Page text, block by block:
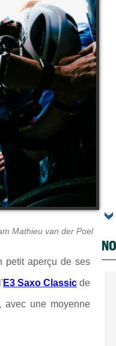
Mathieu van der Poel
petit aperçu de ses
E3 Saxo Classic de
avec une moyenne